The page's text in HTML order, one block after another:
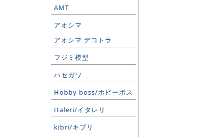
AMT
アオシマ
アオシマ デコトラ
フジミ模型
ハセガワ
Hobby boss/ホビーボス
Italeri/イタレリ
kibri/キブリ